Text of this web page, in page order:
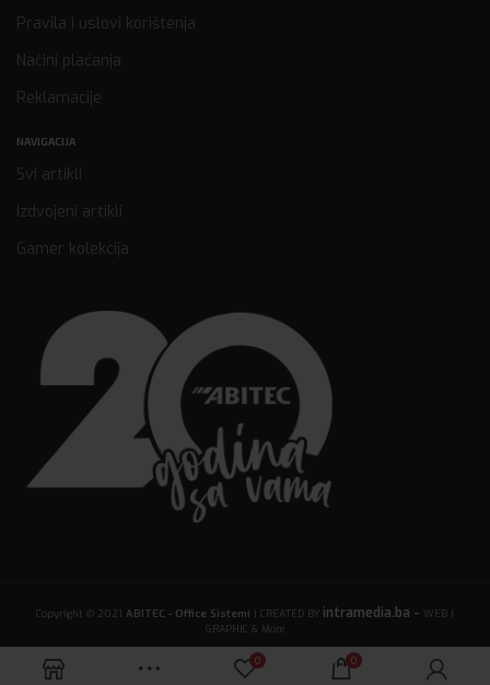
Pravila i uslovi korištenja
Načini plaćanja
Reklamacije
NAVIGACIJA
Svi artikli
Izdvojeni artikli
Gamer kolekcija
Copyright © 2021 ABITEC - Office Sistemi | CREATED BY intramedia.ba - WEB |
GRAPHIC & More
0 0